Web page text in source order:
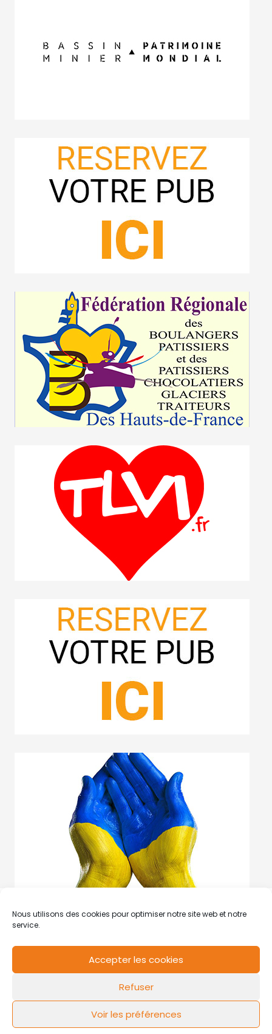
Nous utilisons des cookies pour optimiser notre site web et notre
service.
Accepter les cookies
Refuser
Voir les préférences
Mentions légales Politique de cookies
FLOW44